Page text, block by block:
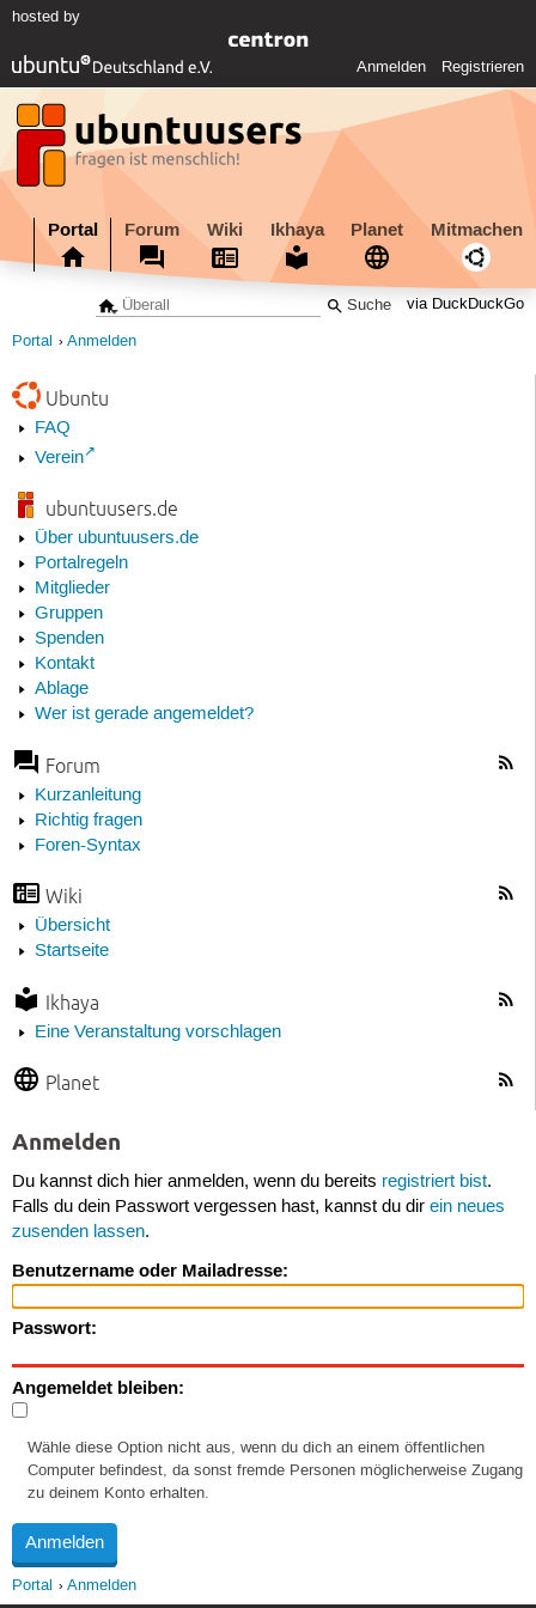
hosted by
Anmelden Registrieren
Portal Forum Wiki Ikhaya Planet Mitmachen
via DuckDuckGo
Portal Anmelden
Ubuntu
FAQ
Verein
ubuntuusers.de
Über ubuntuusers.de
Portalregeln
Mitglieder
Gruppen
Spenden
Kontakt
Ablage
Wer ist gerade angemeldet?
Forum
Kurzanleitung
Richtig fragen
Foren-Syntax
Wiki
Übersicht
Startseite
Ikhaya
Eine Veranstaltung vorschlagen
Planet
Anmelden
Du kannst dich hier anmelden, wenn du bereits registriert bist.
Falls du dein Passwort vergessen hast, kannst du dir ein neues
zusenden lassen.
Benutzername oder Mailadresse:
Passwort:
Angemeldet bleiben:
Wähle diese Option nicht aus, wenn du dich an einem öffentlichen
Computer befindest, da sonst fremde Personen möglicherweise Zugang
zu deinem Konto erhalten.
Portal Anmelden